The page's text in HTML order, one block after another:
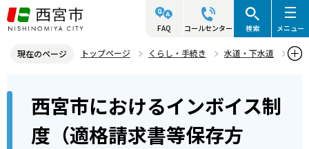
こ
の
ジ
FAQ コールセンター 検索 メニュー
現在のページ トップページ くらし・手続き
水道・下水道
西宮市におけるインボイス制度（適格請求書等保存方式）対応請求書
の発行西宮市におけるインボイス制
度（適格請求書等保存方